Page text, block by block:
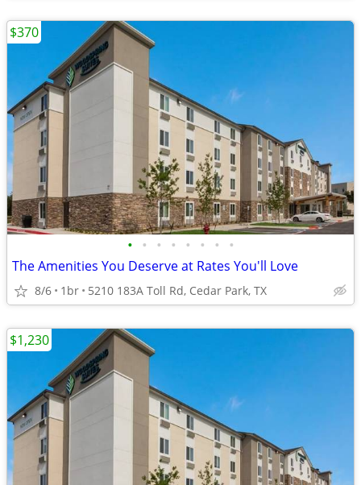
• • • • • • • •
The Amenities You Deserve at Rates You'll Love
8/6 1br 5210 183A Toll Rd, Cedar Park, TX
$370
$1,230